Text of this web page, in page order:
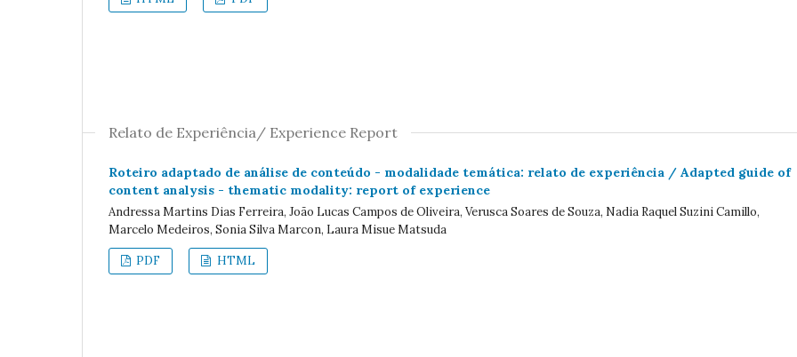
Relato de Experiência/ Experience Report
Roteiro adaptado de análise de conteúdo - modalidade temática: relato de experiência / Adapted guide of
content analysis - thematic modality: report of experience
Andressa Martins Dias Ferreira, João Lucas Campos de Oliveira, Verusca Soares de Souza, Nadia Raquel Suzini Camillo,
Marcelo Medeiros, Sonia Silva Marcon, Laura Misue Matsuda
PDF HTML